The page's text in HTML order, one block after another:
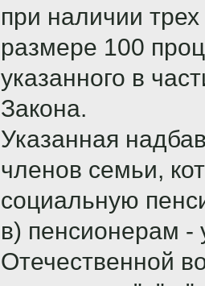
при наличии
размере 100
указанного в
Закона.
Указанная
членов семьи,
социальную
в) пенсионерам -
Отечественной